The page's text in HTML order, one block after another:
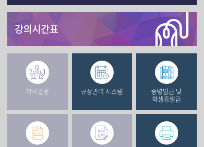
강의시간표
학사일정 규정관리 시스템
증명발급 및
학생증발급